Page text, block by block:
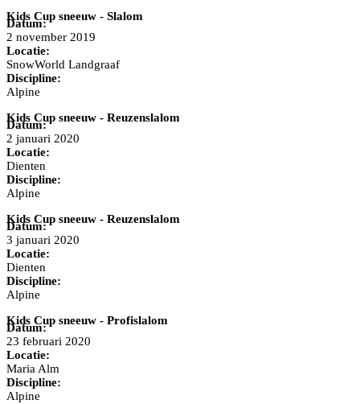
Kids Cup sneeuw - Slalom
Datum:
2 november 2019
Locatie:
SnowWorld Landgraaf
Discipline:
Alpine
Kids Cup sneeuw - Reuzenslalom
Datum:
2 januari 2020
Locatie:
Dienten
Discipline:
Alpine
Kids Cup sneeuw - Reuzenslalom
Datum:
3 januari 2020
Locatie:
Dienten
Discipline:
Alpine
Kids Cup sneeuw - Profislalom
Datum:
23 februari 2020
Locatie:
Maria Alm
Discipline:
Alpine